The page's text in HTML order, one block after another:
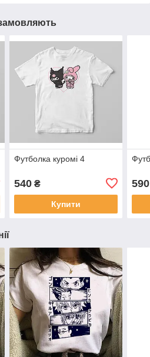
Футболка куромі 4
540₴
Купити
590